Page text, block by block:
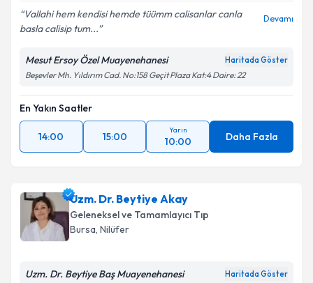
Vallahi hem kendisi hemde tüümm calisanlar canla
basla calisip tum...
Devamı
Mesut Ersoy Özel Muayenehanesi Haritada Göster
Beşevler Mh. Yıldırım Cad. No:158 Geçit Plaza Kat:4 Daire: 22
En Yakın Saatler
14:00 15:00
Yarın
10:00 Daha Fazla
Uzm. Dr. Beytiye Akay
Geleneksel ve Tamamlayıcı Tıp
Bursa, Nilüfer
Uzm. Dr. Beytiye Baş Muayenehanesi Haritada Göster